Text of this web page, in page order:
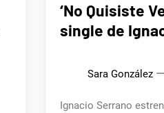
‘No Quisiste
single de
Sara González
Ignacio Serrano